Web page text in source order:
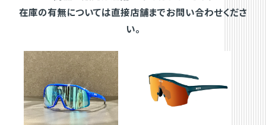
在庫の有無については直接店舗までお問い合わせくださ
い。